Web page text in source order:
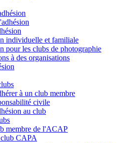
individuelle et familiale
pour les clubs de photographie
à des organisations
à un club membre
civile
au club
membre de l'ACAP
CAPA